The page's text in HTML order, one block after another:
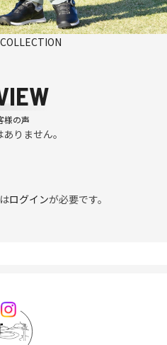
様の声
りません。
ログインが必要です。